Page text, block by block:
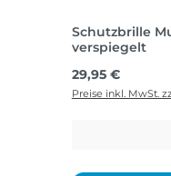
Schutzbrille
verspiegelt
Regulärer Preis:
29,95 €
Preise inkl. MwSt.